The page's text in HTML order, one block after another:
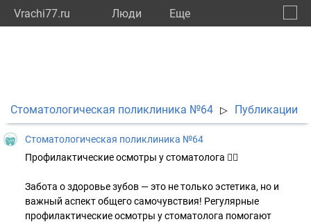
Vrachi77.ru Люди Eще
Стоматологическая поликлиника №64 ▷ Публикации
Стоматологическая поликлиника №64
Профилактические осмотры у стоматолога 👩‍⚕️
Забота о здоровье зубов — это не только эстетика, но и
важный аспект общего самочувствия! Регулярные
профилактические осмотры у стоматолога помогают